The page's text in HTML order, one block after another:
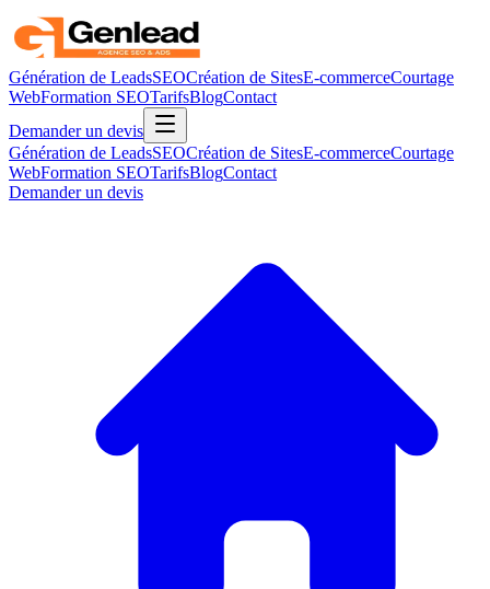
Génération de LeadsSEOCréation de SitesE-commerceCourtage
WebFormation SEOTarifsBlogContact
Demander un devis
Génération de LeadsSEOCréation de SitesE-commerceCourtage
WebFormation SEOTarifsBlogContact
Demander un devis